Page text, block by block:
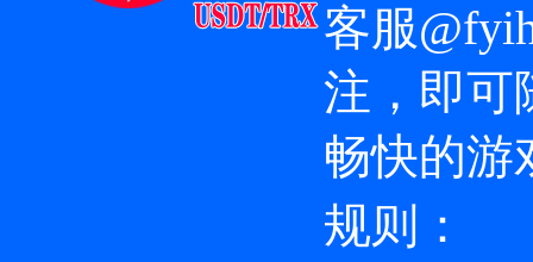
客服
注，即可
畅快的游
规则：